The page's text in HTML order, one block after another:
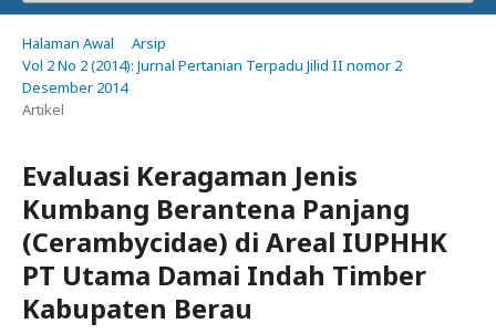
Halaman Awal
Arsip
Vol 2 No 2 (2014): Jurnal Pertanian Terpadu Jilid II nomor 2
Desember 2014
Artikel
Evaluasi Keragaman Jenis
Kumbang Berantena Panjang
(Cerambycidae) di Areal IUPHHK
PT Utama Damai Indah Timber
Kabupaten Berau